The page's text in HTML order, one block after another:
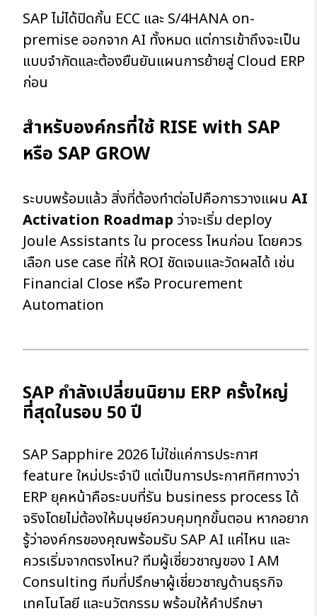
SAP ไม่ได้ปิดกั้น ECC และ S/4HANA on-
premise ออกจาก AI ทั้งหมด แต่การเข้าถึงจะเป็น
แบบจำกัดและต้องยืนยันแผนการย้ายสู่ Cloud ERP
ก่อน
สำหรับองค์กรที่ใช้ RISE with SAP
หรือ SAP GROW
ระบบพร้อมแล้ว สิ่งที่ต้องทำต่อไปคือการวางแผน AI
Activation Roadmap ว่าจะเริ่ม deploy
Joule Assistants ใน process ไหนก่อน โดยควร
เลือก use case ที่ให้ ROI ชัดเจนและวัดผลได้ เช่น
Financial Close หรือ Procurement
Automation
SAP กำลังเปลี่ยนนิยาม ERP ครั้งใหญ่
ที่สุดในรอบ 50 ปี
SAP Sapphire 2026 ไม่ใช่แค่การประกาศ
feature ใหม่ประจำปี แต่เป็นการประกาศทิศทางว่า
ERP ยุคหน้าคือระบบที่รัน business process ได้
จริงโดยไม่ต้องให้มนุษย์ควบคุมทุกขั้นตอน หากอยาก
รู้ว่าองค์กรของคุณพร้อมรับ SAP AI แค่ไหน และ
ควรเริ่มจากตรงไหน? ทีมผู้เชี่ยวชาญของ I AM
Consulting ทีมที่ปรึกษาผู้เชี่ยวชาญด้านธุรกิจ
เทคโนโลยี และนวัตกรรม พร้อมให้คำปรึกษา